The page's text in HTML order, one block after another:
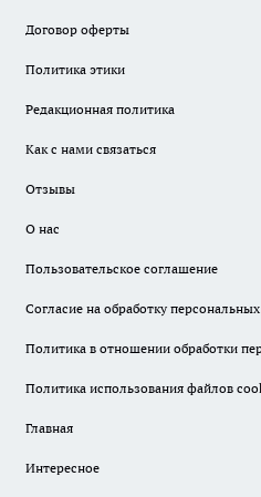
Договор оферты
Политика этики
Редакционная политика
Как с нами связаться
Отзывы
О нас
Пользовательское соглашение
Согласие на обработку
Политика в отношении обработки
Политика использования файлов
Главная
Интересное